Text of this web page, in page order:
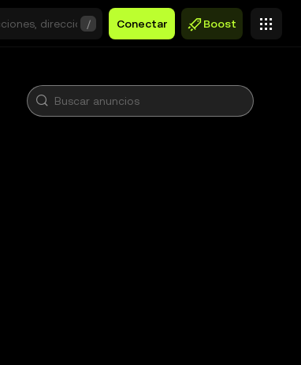
/ Conectar Boost